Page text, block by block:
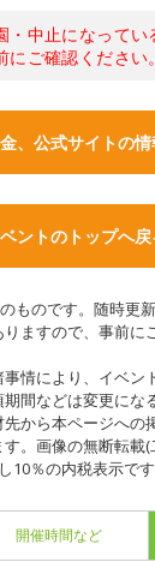
中止になってい
ご確認ください。
、公式サイトの情
ントのトップへ戻
ものです。随時更
ますので、事前に
情により、イベン
間などは変更にな
から本ページへの
。画像の無断転載(
％の内税表示です
開催時間など